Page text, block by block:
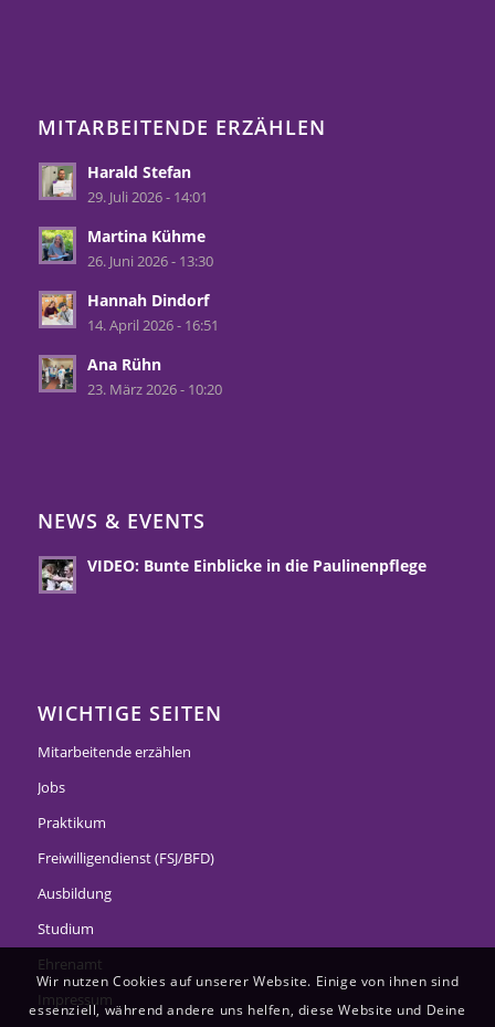
MITARBEITENDE ERZÄHLEN
Harald Stefan
29. Juli 2026 - 14:01
Martina Kühme
26. Juni 2026 - 13:30
Hannah Dindorf
14. April 2026 - 16:51
Ana Rühn
23. März 2026 - 10:20
NEWS & EVENTS
VIDEO: Bunte Einblicke in die Paulinenpflege
WICHTIGE SEITEN
Mitarbeitende erzählen
Jobs
Praktikum
Freiwilligendienst (FSJ/BFD)
Ausbildung
Studium
Ehrenamt
Impressum
Wir nutzen Cookies auf unserer Website. Einige von ihnen sind
essenziell, während andere uns helfen, diese Website und Deine